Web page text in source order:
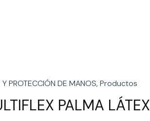
PROTECCIÓN DE MANOS, Productos
PALMA LÁTEX